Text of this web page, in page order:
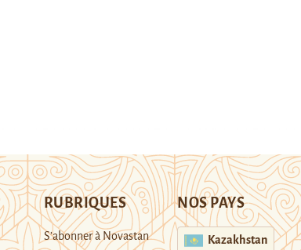
RUBRIQUES
S’abonner à Novastan
NOS PAYS
Kazakhstan